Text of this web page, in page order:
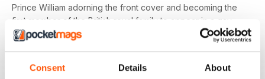
Consent Details About
Prince William adorning the front cover and becoming the
first member of the British royal family to appear in a gay
magazine!
news and stories from across the world with a bi-monthly